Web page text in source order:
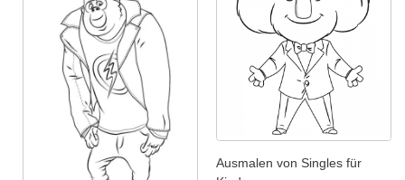
Ausmalen von Singles für